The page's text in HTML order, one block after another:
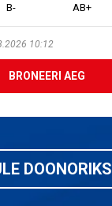
B- AB+
10:12
BRONEERI AEG
DOONORIKS